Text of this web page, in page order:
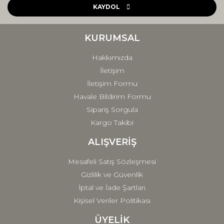
Ürün açıklamasında eksik bilgiler bulunuyor.
Ürün fiyatı diğer sitelerden daha pahalı.
Gönder
KAYDOL
KURUMSAL
Hakkımızda
İletişim
İletişim Formu
Havale Bildirim Formu
Sipariş Sorgula
Kargo Takibi
ALIŞVERİŞ
Mesafeli Satış Sözleşmesi
Gizlilik ve Güvenlik
İptal ve İade Şartları
Kişisel Veriler Politikası
ÜYELİK